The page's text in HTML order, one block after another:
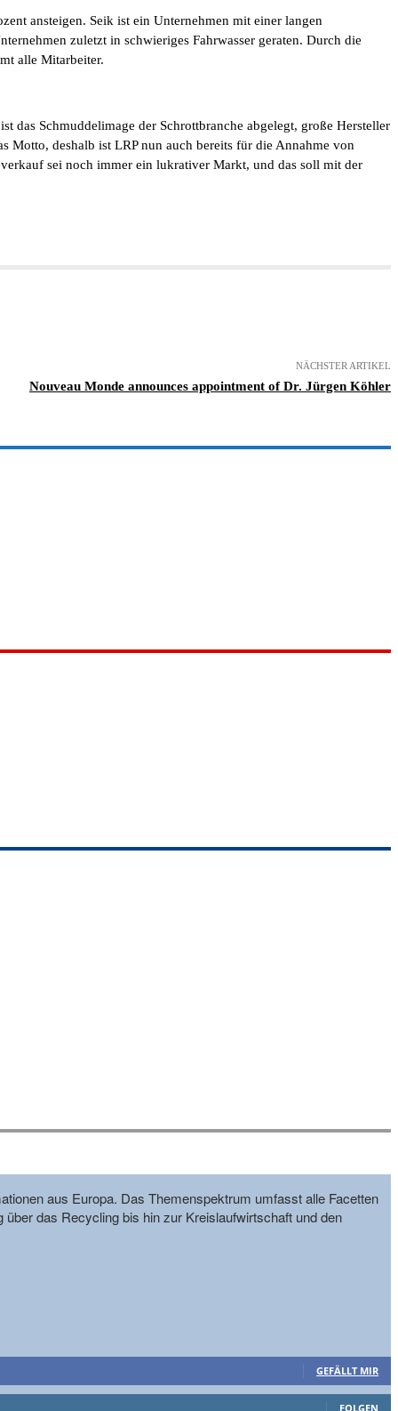
ansteigen. Seik ist ein Unternehmen mit einer langen
zuletzt in schwieriges Fahrwasser geraten. Durch die
alle Mitarbeiter.
das Schmuddelimage der Schrottbranche abgelegt, große Hersteller
deshalb ist LRP nun auch bereits für die Annahme von
sei noch immer ein lukrativer Markt, und das soll mit der
NÄCHSTER ARTIKEL
Nouveau Monde announces appointment of Dr. Jürgen Köhler
aus Europa. Das Themenspektrum umfasst alle Facetten
das Recycling bis hin zur Kreislaufwirtschaft und den
GEFÄLLT MIR
FOLGEN